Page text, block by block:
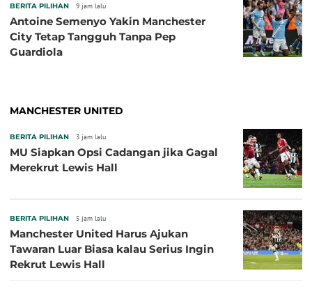
BERITA PILIHAN 9 jam lalu
Antoine Semenyo Yakin Manchester
City Tetap Tangguh Tanpa Pep
Guardiola
MANCHESTER UNITED
BERITA PILIHAN 3 jam lalu
MU Siapkan Opsi Cadangan jika Gagal
Merekrut Lewis Hall
BERITA PILIHAN 5 jam lalu
Manchester United Harus Ajukan
Tawaran Luar Biasa kalau Serius Ingin
Rekrut Lewis Hall